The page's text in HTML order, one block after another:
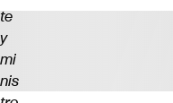
te
y
mi
nis